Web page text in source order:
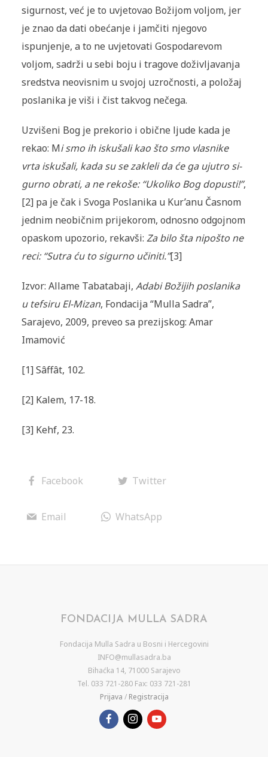
sigurnost, već je to uvjetovao Božijom voljom, jer
je znao da dati obećanje i jamčiti nje­go­vo
ispunjenje, a to ne uvjetovati Gospodarevom
voljom, sadrži u sebi bo­ju i tragove doživljavanja
sredstva neovisnim u svojoj uzročnosti, a položaj
poslanika je viši i čist takvog nečega.
Uzvišeni Bog je prekorio i obične ljude kada je
rekao: Mi smo ih is­ku­ša­li kao što smo vlasnike
vrta iskušali, kada su se zakleli da će ga ujutro si­
gurno obrati, a ne rekoše: “Ukoliko Bog dopusti!”,
[2] pa je čak i Svoga Po­slanika u Kur’anu Časnom
jednim neobičnim prijekorom, odnosno od­goj­nom
opaskom upozorio, rekavši: Za bilo šta nipošto ne
reci: “Sutra ću to sigurno učiniti.”[3]
Izvor: Allame Tabatabaji, Adabi Božijih poslanika
u tefsiru El-Mizan, Fondacija “Mulla Sadra”,
Sarajevo, 2009, preveo sa prezijskog: Amar
Imamović
[1] Sâffât, 102.
[2] Kalem, 17-18.
[3] Kehf, 23.
Facebook Twitter
Email WhatsApp
FONDACIJA MULLA SADRA
Fondacija Mulla Sadra u Bosni i Hercegovini
INFO@mullasadra.ba
Bihaćka 14, 71000 Sarajevo
Tel. 033 721-280 Fax: 033 721-281
Prijava / Registracija